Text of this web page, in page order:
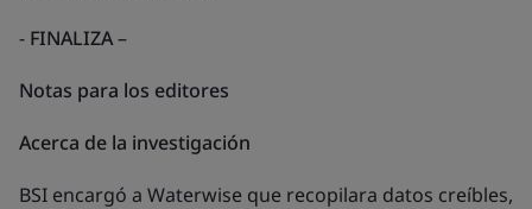
- FINALIZA–
Notas para los editores
Acerca de la investigación
BSI encargó a Waterwise que recopilara datos creíbles,